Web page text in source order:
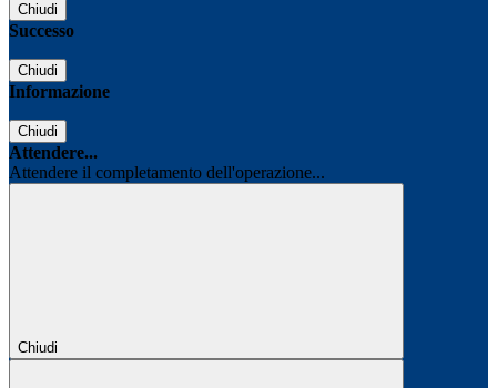
Chiudi
Successo
Chiudi
Informazione
Chiudi
Attendere...
Attendere il completamento dell'operazione...
Chiudi